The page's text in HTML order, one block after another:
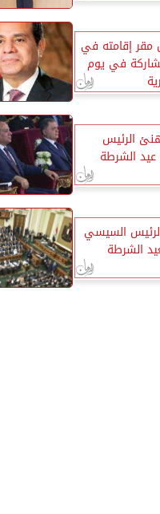
إقامته في
في يوم
الرئيس
الشرطة
السيسي